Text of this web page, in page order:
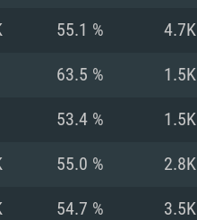
55.1 % 4.7K
63.5 % 1.5K
53.4 % 1.5K
55.0 % 2.8K
54.7 % 3.5K